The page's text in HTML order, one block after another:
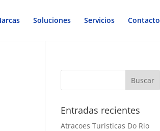
Soluciones Servicios Contacto
Entradas recientes
Atracoes Turisticas Do Rio